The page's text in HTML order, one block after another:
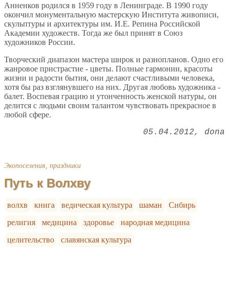
Анненков родился в 1959 году в Ленинграде. В 1990 году
окончил монументальную мастерскую Института живописи,
скульптуры и архитектуры им. И.Е. Репина Российской
Академии художеств. Тогда же был принят в Союз
художников России.
Творческий диапазон мастера широк и разнопланов. Одно его
жанровое пристрастие - цветы. Полные гармонии, красоты
жизни и радости бытия, они делают счастливыми человека,
хотя бы раз взглянувшего на них. Другая любовь художника -
балет. Воспевая грацию и утонченность женской натуры, он
делится с людьми своим талантом чувствовать прекрасное в
любой сфере.
05.04.2012 dona
Экопоселения, праздники
Путь к Волхву
волхв книга ведическая культура шаман
Сибирь
религия
медицина здоровье
народная медицина
целительство
славянская культура